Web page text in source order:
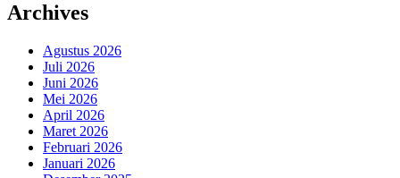
Archives
Agustus 2026
Juli 2026
Juni 2026
Mei 2026
April 2026
Maret 2026
Februari 2026
Januari 2026